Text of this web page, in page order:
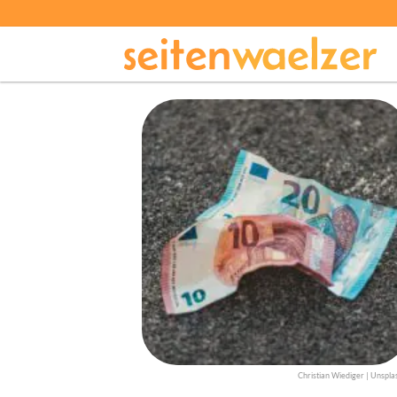
Christian Wiediger |